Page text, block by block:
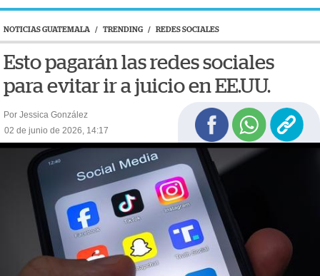
NOTICIAS GUATEMALA / TRENDING / REDES SOCIALES
Esto pagarán las redes sociales
para evitar ir a juicio en EE.UU.
Por Jessica González
02 de junio de 2026, 14:17